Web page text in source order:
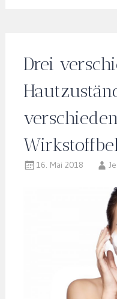
Drei
16. Mai 2018